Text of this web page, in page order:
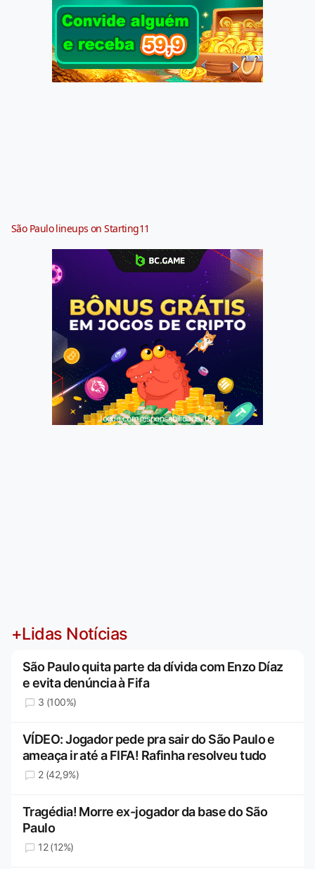
São Paulo lineups on Starting11
Jogue com responsabilidade. 18+
+Lidas Notícias
São Paulo quita parte da dívida com Enzo Díaz
e evita denúncia à Fifa
3 (100%)
VÍDEO: Jogador pede pra sair do São Paulo e
ameaça ir até a FIFA! Rafinha resolveu tudo
2 (42,9%)
Tragédia! Morre ex-jogador da base do São
Paulo
12 (12%)